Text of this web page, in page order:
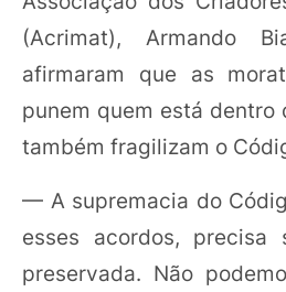
(Acrimat), Armando
afirmaram que as
punem quem está dentro
também fragilizam o
— A supremacia do
esses acordos, precisa
preservada. Não